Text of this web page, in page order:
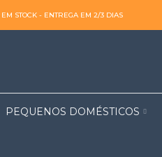
EM STOCK - ENTREGA EM 2/3 DIAS
PEQUENOS DOMÉSTICOS